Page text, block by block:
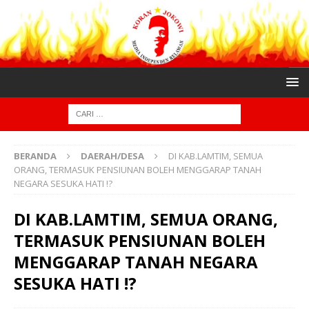
BERANDA DAERAH/DESA
DI KAB.LAMTIM, SEMUA
ORANG, TERMASUK PENSIUNAN BOLEH MENGGARAP TANAH
NEGARA SESUKA HATI !?
DI KAB.LAMTIM, SEMUA ORANG,
TERMASUK PENSIUNAN BOLEH
MENGGARAP TANAH NEGARA
SESUKA HATI !?